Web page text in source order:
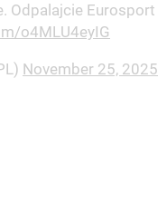
Odpalajcie Eurosport
o4MLU4eyIG
November 25, 2025